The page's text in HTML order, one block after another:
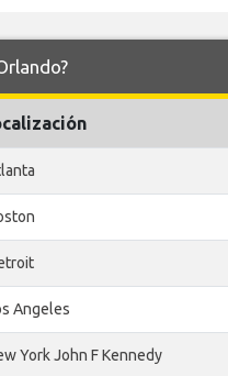
Angeles
York John F Kennedy